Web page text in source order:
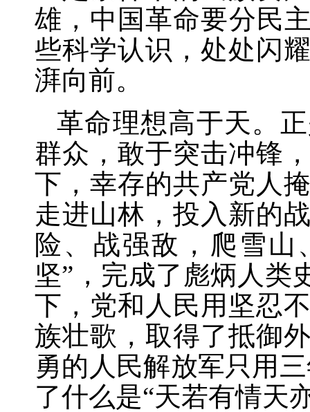
雄，中国革命要分民
些科学认识，处处闪
湃向前。
革命理想高于天。
群众，敢于突击冲锋
下，幸存的共产党人
走进山林，投入新的
险、战强敌，爬雪山
坚”，完成了彪炳人类
下，党和人民用坚忍
族壮歌，取得了抵御
勇的人民解放军只用
了什么是“天若有情天